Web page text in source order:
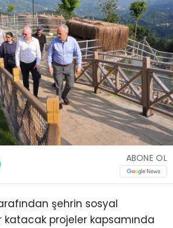
ABONE OL
şehrin sosyal
katacak projeler kapsamında